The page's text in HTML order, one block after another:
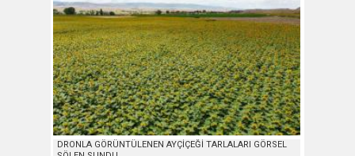
DRONLA GÖRÜNTÜLENEN AYÇİÇEĞİ TARLALARI GÖRSEL